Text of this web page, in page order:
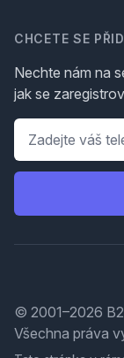
CHCETE SE
Nechte nám na
jak se
Telefon
© 2001–2026
Všechna práva